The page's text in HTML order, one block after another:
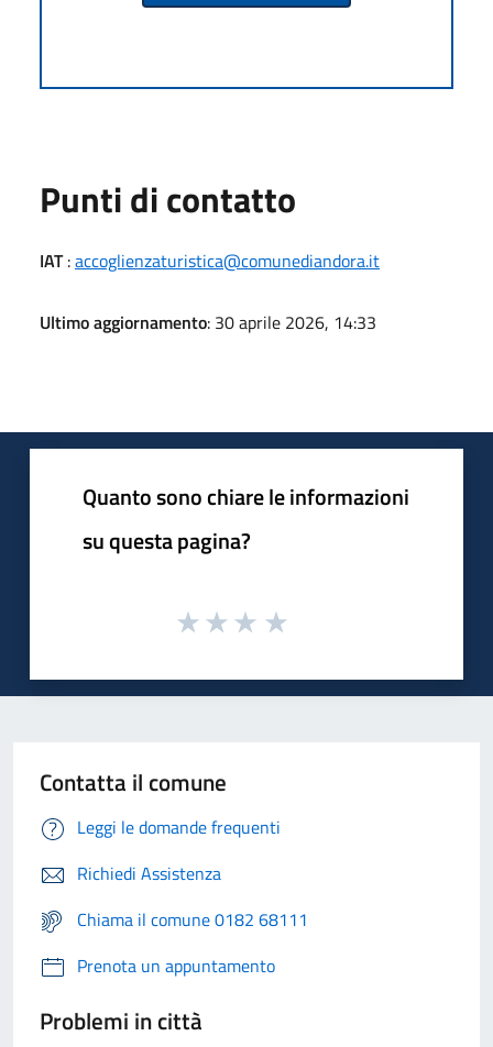
Punti di contatto
IAT:accoglienzaturistica@comunediandora.it
Ultimo aggiornamento: 30 aprile 2026, 14:33
Quanto sono chiare le informazioni
su questa pagina?
Contatta il comune
Leggi le domande frequenti
Richiedi Assistenza
Chiama il comune 0182 68111
Prenota un appuntamento
Problemi in città